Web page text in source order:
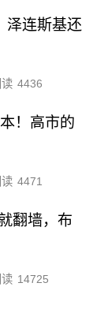
泽连斯基还
4436
！高市的
4471
翻墙，布
14725